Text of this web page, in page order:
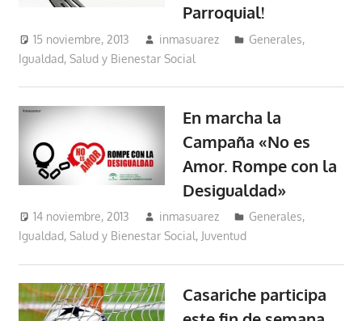
Parroquial!
15 noviembre, 2013 inmasuarez Generales,
Igualdad, Salud y Bienestar Social
En marcha la
Campaña «No es
Amor. Rompe con la
Desigualdad»
14 noviembre, 2013 inmasuarez Generales,
Igualdad, Salud y Bienestar Social, Juventud
Casariche participa